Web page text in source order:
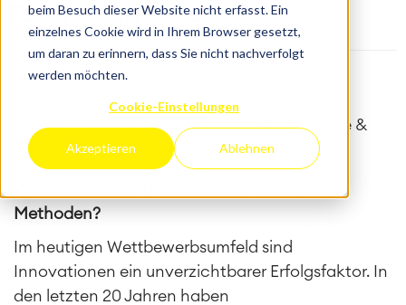
beim Besuch dieser Website nicht erfasst. Ein
einzelnes Cookie wird in Ihrem Browser gesetzt,
um daran zu erinnern, dass Sie nicht nachverfolgt
werden möchten.
Cookie-Einstellungen
Akzeptieren Ablehnen
Fortgeschrittene
[Development], [Jira], [Project Management],
[Virtual Office], [DocumentDownload], [Agil],
[Enterprise], [Geschäftsprozesse], [Knowledge &
Information], [Apps für Jira]
Methoden?
Im heutigen Wettbewerbsumfeld sind
Innovationen ein unverzichtbarer Erfolgsfaktor. In
den letzten 20 Jahren haben